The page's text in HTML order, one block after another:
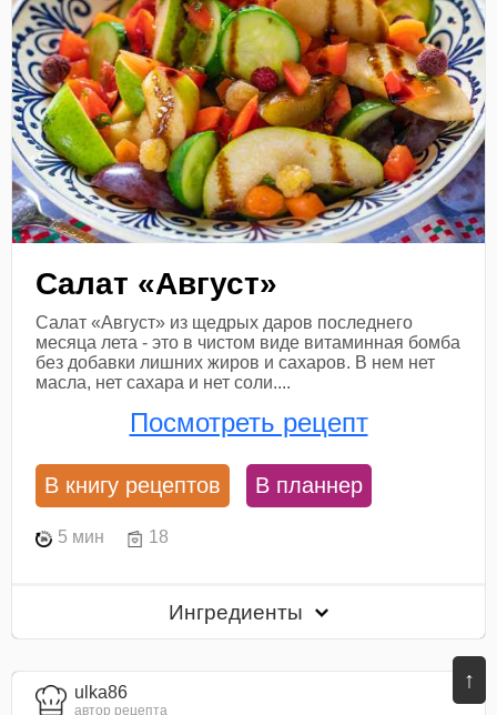
↑
Салат «Август»
Салат «Август» из щедрых даров последнего
месяца лета - это в чистом виде витаминная бомба
без добавки лишних жиров и сахаров. В нем нет
масла, нет сахара и нет соли....
Посмотреть рецепт
В книгу рецептов В планнер
5 мин 18
Ингредиенты
ulka86
автор рецепта